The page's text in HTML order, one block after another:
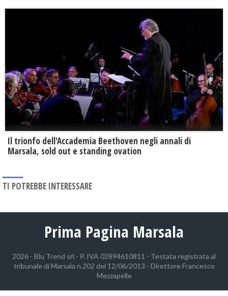
Il trionfo dell'Accademia Beethoven negli annali di
Marsala, sold out e standing ovation
TI POTREBBE INTERESSARE
Prima Pagina Marsala
2026 - Blu Trend srl - P. IVA 02894610811 - Testata registrata al
tribunale di Marsala n.202 del 12/06/2013 - Direttore Francesco
Mezzapelle